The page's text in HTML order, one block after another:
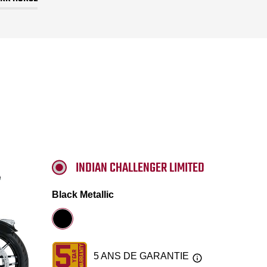
INDIAN CHALLENGER LIMITED
Black Metallic
5 ANS DE GARANTIE